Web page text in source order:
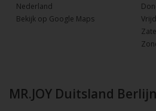
Nederland
Bekijk op Google Maps
MR.JOY Duitsland Berlijn